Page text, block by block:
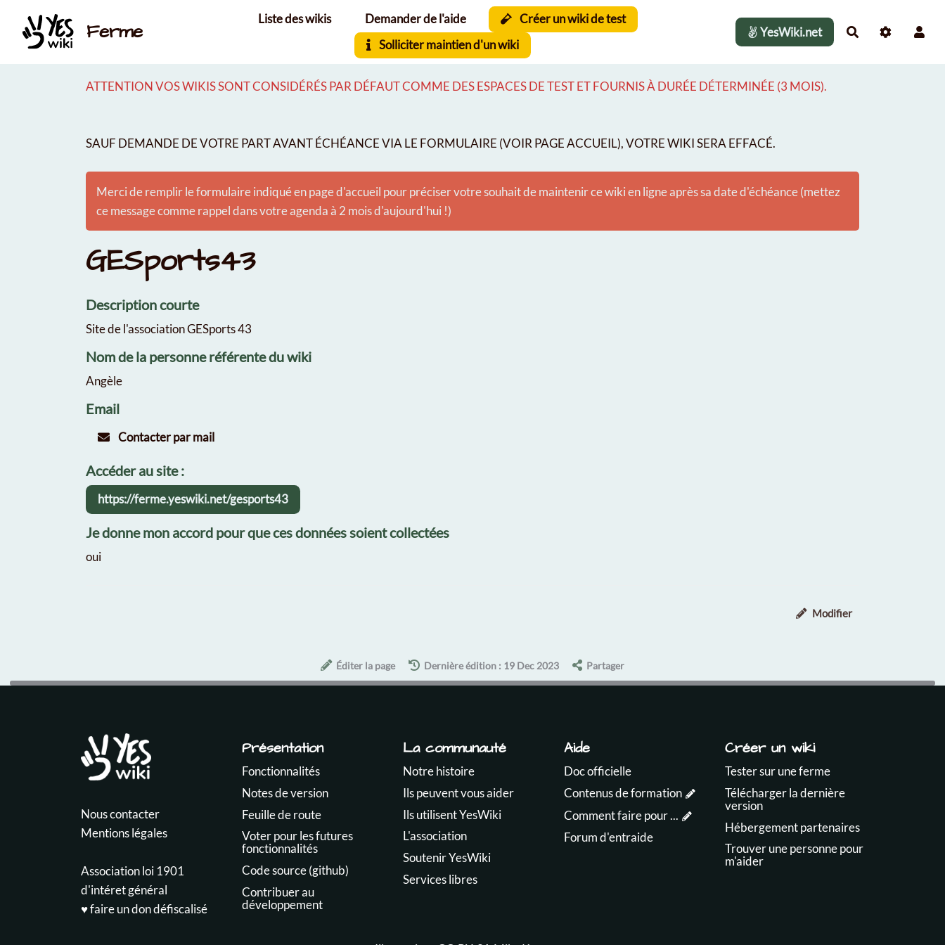
Aller au contenu principal
Ferme
Liste des wikis Demander de l'aide
Créer un wiki de test
Solliciter maintien d'un wiki
YesWiki.net Rechercher
ATTENTION VOS WIKIS SONT CONSIDÉRÉS PAR DÉFAUT COMME DES ESPACES DE TEST ET FOURNIS À DURÉE DÉTERMINÉE (3 MOIS).
SAUF DEMANDE DE VOTRE PART AVANT ÉCHÉANCE VIA LE FORMULAIRE (VOIR PAGE ACCUEIL), VOTRE WIKI SERA EFFACÉ.
Merci de remplir le formulaire indiqué en page d'accueil pour préciser votre souhait de maintenir ce wiki en ligne après sa date d'échéance (mettez
ce message comme rappel dans votre agenda à 2 mois d'aujourd'hui !)
GESports43
Description courte
Site de l'association GESports 43
Nom de la personne référente du wiki
Angèle
Email
Contacter par mail
Accéder au site :
https://ferme.yeswiki.net/gesports43
Je donne mon accord pour que ces données soient collectées
oui
Modifier
Éditer la page Dernière édition : 19 Dec 2023 Partager
Nous contacter
Mentions légales
Association loi 1901
d'intéret général
♥️ faire un don défiscalisé
Présentation
Fonctionnalités
Notes de version
Feuille de route
Voter pour les futures
fonctionnalités
Code source (github)
Contribuer au
développement
La communauté
Notre histoire
Ils peuvent vous aider
Ils utilisent YesWiki
L'association
Soutenir YesWiki
Services libres
Aide
Doc officielle
Contenus de formation
Comment faire pour ...
Forum d'entraide
Créer un wiki
Tester sur une ferme
Télécharger la dernière
version
Hébergement partenaires
Trouver une personne pour
m'aider